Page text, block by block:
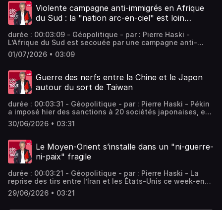
son coportement, et pourrait devenir l’un des enjeux des
élections de mi-mandat. Vous aimez ce podcast ? Pour
écouter tous les épisodes sans limite, rendez-vous sur
Violente campagne anti-immigrés en Afrique
du Sud : la "nation arc-en-ciel" est loin…
durée : 00:03:09 - Géopolitique - par : Pierre Haski -
L’Afrique du Sud est secouée par une campagne anti-
migrants africains illégaux : le président Ramaphosa met
en garde contre "la xénophobie et l’afrophobie", mais le
politiques, les réseaux sociaux, et… l’exemple américain.
Vous aimez ce podcast ? Pour écouter tous les épisodes
sans limite, rendez-vous sur Radio France
01/07/2026 • 03:09
Guerre des nerfs entre la Chine et le Japon
autour du sort de Taiwan
durée : 00:03:31 - Géopolitique - par : Pierre Haski - Pékin
a imposé hier des sanctions à 20 sociétés japonaises, en
plus d’un embargo sur les terres rares : en cause, les
déclarations de la première ministre japonaise à propos
surface : Pékin dénonce la « résurgence du militarisme
japonais ». Vous aimez ce podcast ? Pour écouter tous les
épisodes sans limite, rendez-vous sur Radio France
30/06/2026 • 03:31
Le Moyen-Orient s’installe dans un "ni-guerre-
ni-paix" fragile
durée : 00:03:21 - Géopolitique - par : Pierre Haski - La
reprise des tirs entre l’Iran et les États-Unis ce week-end
résulte de l’état d’incertitude dans lequel est entré la
région, basé sur le flou des accords conclus. Un nouvel
29/06/2026 • 03:21